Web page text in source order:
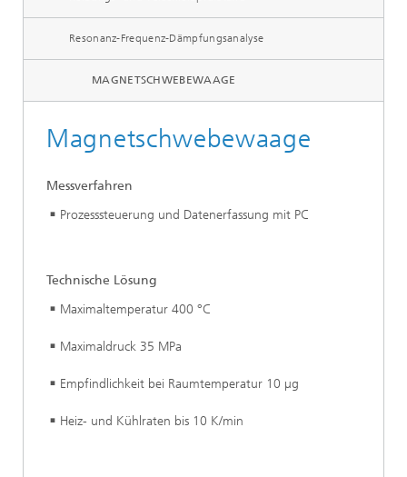
Resonanz-Frequenz-Dämpfungsanalyse
MAGNETSCHWEBEWAAGE
Magnetschwebewaage
Messverfahren
Prozesssteuerung und Datenerfassung mit PC
Technische Lösung
Maximaltemperatur 400 °C
Maximaldruck 35 MPa
Empfindlichkeit bei Raumtemperatur 10 µg
Heiz- und Kühlraten bis 10 K/min